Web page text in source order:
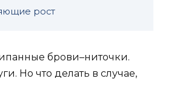
рост
брови–ниточки.
Но что делать в случае,